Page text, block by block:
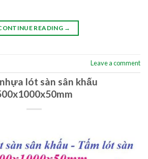
READING →
Leave a comment
lót sàn sân khấu